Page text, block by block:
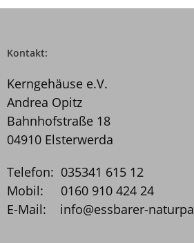
Kontakt:
Kerngehäuse e.V.
Andrea Opitz
Bahnhofstraße 18
04910 Elsterwerda
Telefon: 035341 615 12
Mobil: 0160 910 424 24
E-Mail: info@essbarer­-